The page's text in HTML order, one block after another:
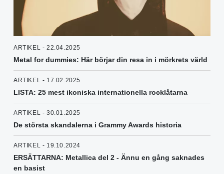
ARTIKEL - 22.04.2025
Metal for dummies: Här börjar din resa in i mörkrets värld
ARTIKEL - 17.02.2025
LISTA: 25 mest ikoniska internationella rocklåtarna
ARTIKEL - 30.01.2025
De största skandalerna i Grammy Awards historia
ARTIKEL - 19.10.2024
ERSÄTTARNA: Metallica del 2 - Ännu en gång saknades
en basist